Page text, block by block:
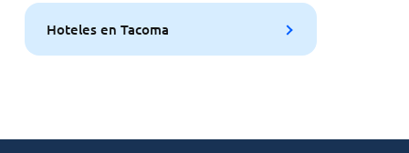
Hoteles en Tacoma